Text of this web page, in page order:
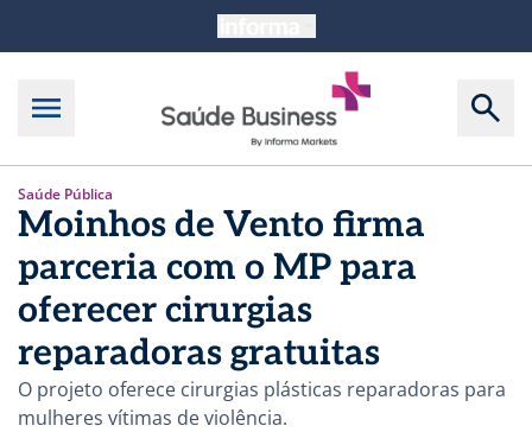
Saúde Pública
Moinhos de Vento firma
parceria com o MP para
oferecer cirurgias
reparadoras gratuitas
O projeto oferece cirurgias plásticas reparadoras para
mulheres vítimas de violência.